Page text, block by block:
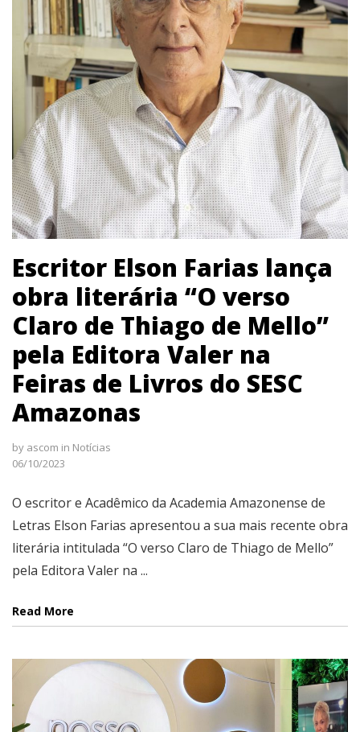
Escritor Elson Farias lança
obra literária “O verso
Claro de Thiago de Mello”
pela Editora Valer na
Feiras de Livros do SESC
Amazonas
by ascom in Notícias
06/10/2023
O escritor e Acadêmico da Academia Amazonense de
Letras Elson Farias apresentou a sua mais recente obra
literária intitulada “O verso Claro de Thiago de Mello”
pela Editora Valer na ...
Read More